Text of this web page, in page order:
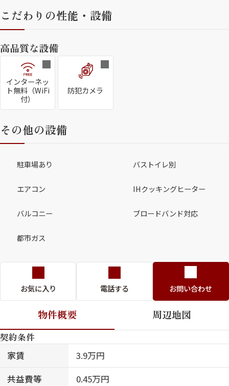
こだわりの性能・設備
高品質な設備
インターネッ
ト無料（WiFi
付）
防犯カメラ
その他の設備
駐車場あり バストイレ別
エアコン IHクッキングヒーター
バルコニー ブロードバンド対応
都市ガス
お気に入り 電話する お問い合わせ
物件概要 周辺地図
契約条件
家賃
3.9万円
共益費等
0.45万円